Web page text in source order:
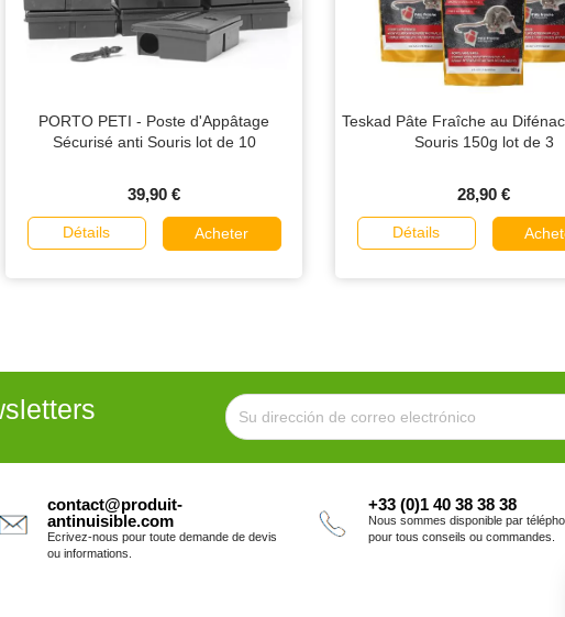
PORTO PETI - Poste d'Appâtage
Sécurisé anti Souris lot de 10
39,90 €
Détails Acheter
Teskad Pâte Fraîche au
Souris 150g lot de 3
28,90 €
Détails
contact@produit-
antinuisible.com
Ecrivez-nous pour toute demande de devis
ou informations.
+33 (0)1 40 38 38 38
Nous sommes disponible par
pour tous conseils ou commandes.